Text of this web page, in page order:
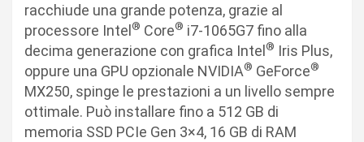
racchiude una grande potenza, grazie al
processore Intel® Core® i7-1065G7 fino alla
decima generazione con grafica Intel® Iris Plus,
oppure una GPU opzionale NVIDIA® GeForce®
MX250, spinge le prestazioni a un livello sempre
ottimale. Può installare fino a 512 GB di
memoria SSD PCIe Gen 3×4, 16 GB di RAM